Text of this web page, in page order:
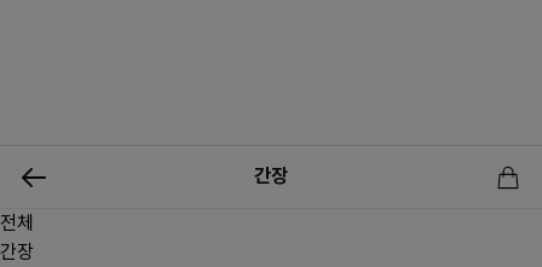
신상품
간장
전체
간장